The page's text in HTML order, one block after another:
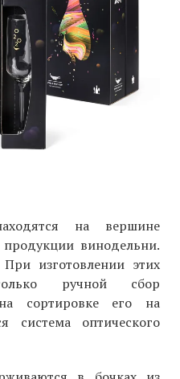
на вершине
винодельни.
изготовлении этих
ручной сбор
сортировке его на
система оптического